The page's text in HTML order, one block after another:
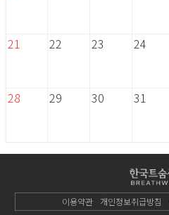
21 22 23 24
28 29 30 31
이용약관 개인정보취급방침